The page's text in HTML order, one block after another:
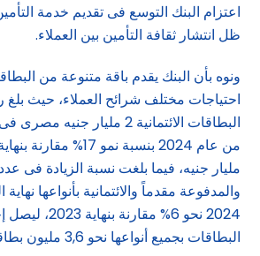
اعتزام البنك التوسع فى تقديم خدمة
ظل انتشار ثقافة التأمين بين العملاء.
ونوه بأن البنك يقدم باقة متنوعة من
احتياجات مختلف شرائح العملاء، حيث
البطاقات الائتمانية 2 مليار
مليار جنيه، فيما بلغت نسبة الزيادة فى
والمدفوعة مقدماً والائتمانية بأنواعها نهاية
2024 نحو 6% مقارنة
البطاقات بجميع أنواعها نحو 3,6 مليون بطاقة.